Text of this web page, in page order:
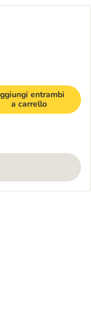
entrambi
a carrello